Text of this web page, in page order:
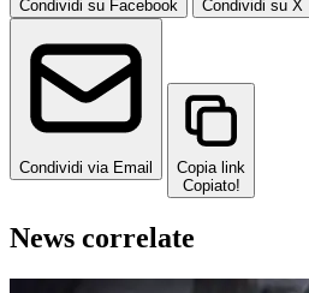
Condividi su Facebook Condividi su X
Condividi via Email
Copia link
Copiato!
News correlate